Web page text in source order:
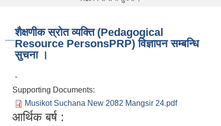
शैक्षणीक स्रोत व्यक्ति (Pedagogical
Resource PersonsPRP) विज्ञापन सम्बन्धि
सुचना ।
-
Supporting Documents:
Musikot Suchana New 2082 Mangsir 24.pdf
आर्थिक बर्ष :